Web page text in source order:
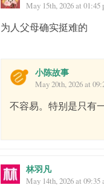
May 15th, 2026 at 01:45
为人父母确实挺难的
小陈故事
May 20th, 2026 at
不容易。特别是只有
林羽凡
May 14th, 2026 at 09:35